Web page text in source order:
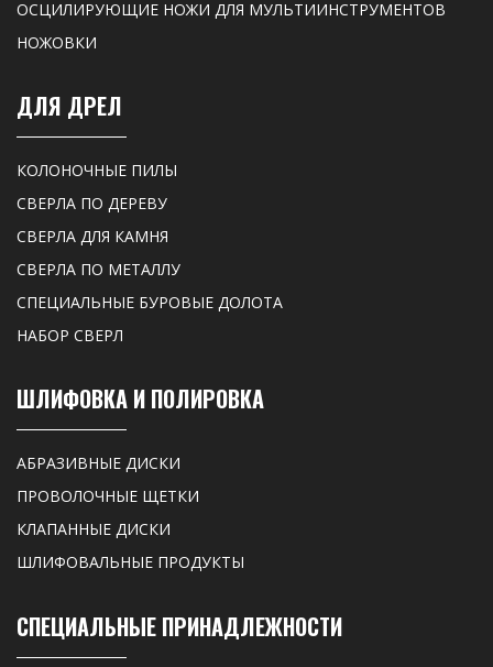
ОСЦИЛИРУЮЩИЕ НОЖИ ДЛЯ МУЛЬТИИНСТРУМЕНТОВ
НОЖОВКИ
ДЛЯ ДРЕЛ
КОЛОНОЧНЫЕ ПИЛЫ
СВЕРЛА ПО ДЕРЕВУ
СВЕРЛА ДЛЯ КАМНЯ
СВЕРЛА ПО МЕТАЛЛУ
СПЕЦИАЛЬНЫЕ БУРОВЫЕ ДОЛОТА
НАБОР СВЕРЛ
ШЛИФОВКА И ПОЛИРОВКА
АБРАЗИВНЫЕ ДИСКИ
ПРОВОЛОЧНЫЕ ЩЕТКИ
КЛАПАННЫЕ ДИСКИ
ШЛИФОВАЛЬНЫЕ ПРОДУКТЫ
СПЕЦИАЛЬНЫЕ ПРИНАДЛЕЖНОСТИ